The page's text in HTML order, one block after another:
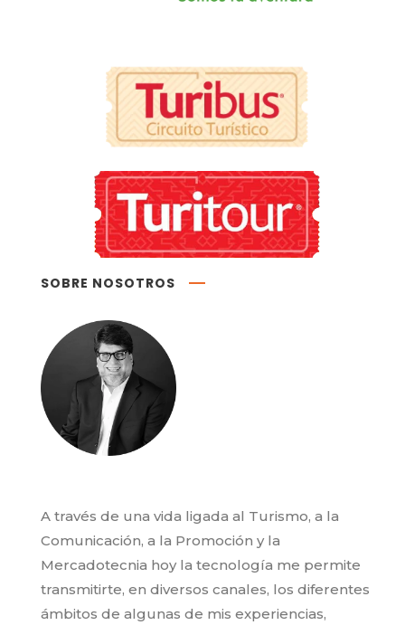
SOBRE NOSOTROS
A través de una vida ligada al Turismo, a la
Comunicación, a la Promoción y la
Mercadotecnia hoy la tecnología me permite
transmitirte, en diversos canales, los diferentes
ámbitos de algunas de mis experiencias,